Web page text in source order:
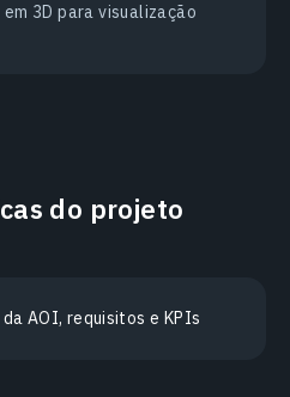
3D para visualização
do projeto
AOI, requisitos e KPIs